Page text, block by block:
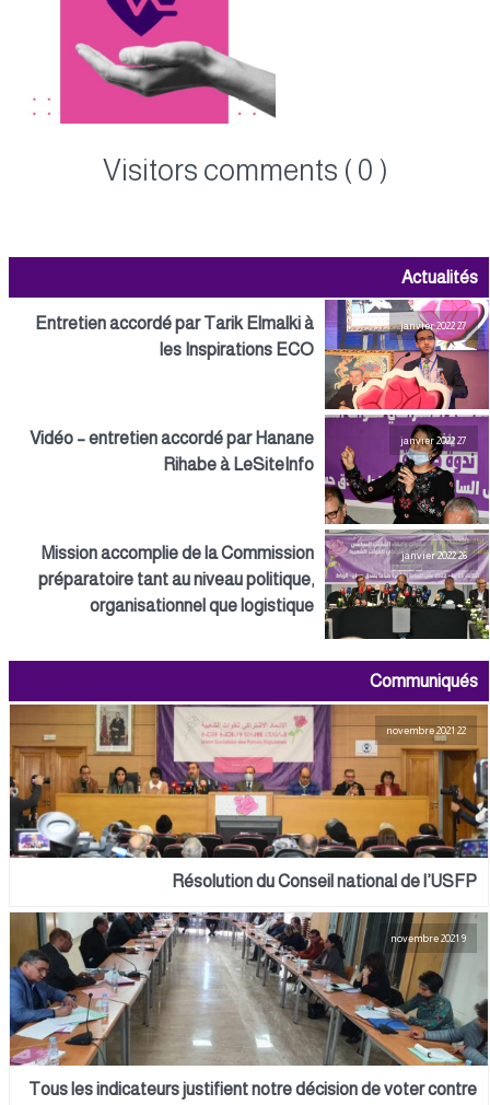
Visitors comments ( 0 )
Actualités
27 janvier 2022
Entretien accordé par Tarik Elmalki à
les Inspirations ECO
27 janvier 2022
Vidéo – entretien accordé par Hanane
Rihabe à LeSiteInfo
26 janvier 2022
Mission accomplie de la Commission
préparatoire tant au niveau politique,
organisationnel que logistique
Communiqués
22 novembre 2021
Résolution du Conseil national de l’USFP
Tous les indicateurs justifient notre décision de voter contre